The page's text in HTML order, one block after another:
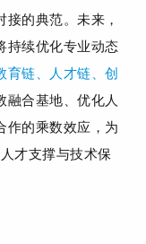
的典范。未来，
持续优化专业动态
育链、人才链、创
融合基地、优化人
作的乘数效应， 为
才支撑与技术保